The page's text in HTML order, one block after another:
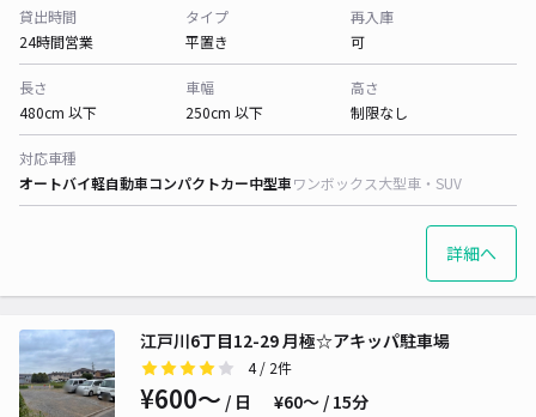
貸出時間
24時間営業
タイプ
平置き
再入庫
可
長さ
480cm 以下
車幅
250cm 以下
高さ
制限なし
対応車種
オートバイ軽自動車コンパクトカー中型車ワンボックス大型車・SUV
詳細へ
江戸川6丁目12-29 月極☆アキッパ駐車場
4/ 2件
¥600〜 / 日 ¥60〜 / 15分